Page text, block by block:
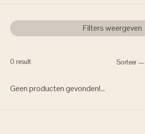
Filters weergeven
0 result Sorteer —
Geen producten gevonden!...